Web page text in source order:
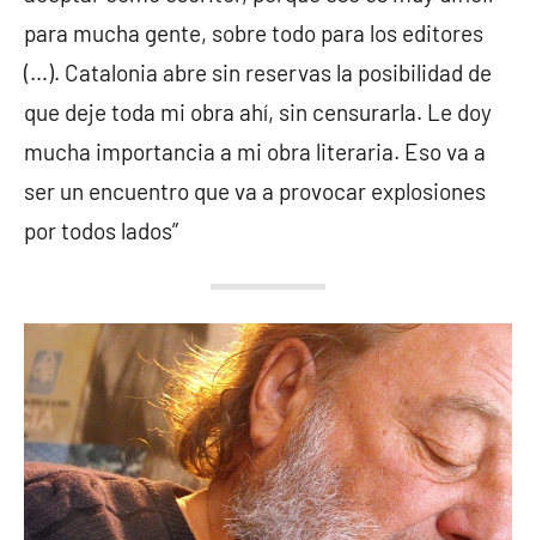
para mucha gente, sobre todo para los editores
(…). Catalonia abre sin reservas la posibilidad de
que deje toda mi obra ahí, sin censurarla. Le doy
mucha importancia a mi obra literaria. Eso va a
ser un encuentro que va a provocar explosiones
por todos lados”